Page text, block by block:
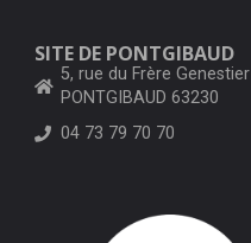
SITE DE PONTGIBAUD
5, rue du Frère Genestier
PONTGIBAUD 63230
04 73 79 70 70